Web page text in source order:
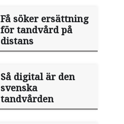
Få söker ersättning
för tandvård på
distans
Så digital är den
svenska
tandvården